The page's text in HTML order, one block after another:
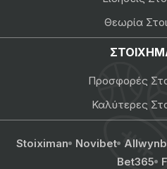
Θεωρία
Προσφορές
Καλύτερες
Stoiximan Novibet
Bet365